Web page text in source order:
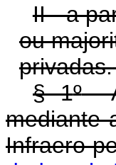
II - a
ou
privadas.
§ 1ºA
mediante
Infraero